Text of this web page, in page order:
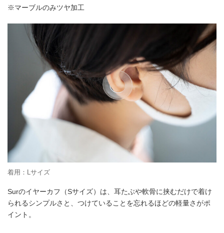
※マーブルのみツヤ加工
着用：Lサイズ
Surのイヤーカフ（Sサイズ）は、耳たぶや軟骨に挟むだけで着け
られるシンプルさと、つけていることを忘れるほどの軽量さがポ
イント。